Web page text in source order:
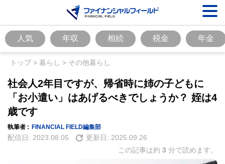
人気 年収 相続 税金 年金
トップ> 暮らし > その他暮らし
社会人2年目ですが、帰省時に姉の子どもに
「お小遣い」はあげるべきでしょうか？ 姪は4
歳です
執筆者 : FINANCIAL FIELD編集部
配信日: 2023.08.05 更新日: 2025.09.26
この記事は約 3 分で読めます。